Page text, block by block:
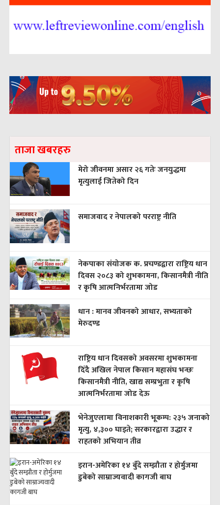
ताजा खबरहरु
मेरो जीवनमा असार २६ गतेः जनयुद्धमा
मृत्युलाई जितेको दिन
समाजवाद र नेपालको परराष्ट्र नीति
नेकपाका संयोजक क. प्रचण्डद्वारा राष्ट्रिय धान
दिवस २०८३ को शुभकामना, किसानमैत्री नीति
र कृषि आत्मनिर्भरतामा जोड
धान : मानव जीवनको आधार, सभ्यताको
मेरुदण्ड
राष्ट्रिय धान दिवसको अवसरमा शुभकामना
दिँदै अखिल नेपाल किसान महासंघ भन्छः
किसानमैत्री नीति, खाद्य सम्प्रभुता र कृषि
आत्मनिर्भरतामा जोड देऊ
भेनेजुएलामा विनाशकारी भूकम्प: २३५ जनाको
मृत्यु, ४,३०० घाइते; सरकारद्वारा उद्धार र
राहतको अभियान तीव्र
इरान-अमेरिका १४ बुँदे सम्झौता र होर्मुजमा
डुबेको साम्राज्यवादी कागजी बाघ